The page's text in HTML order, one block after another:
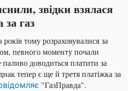
звідки взялася
за газ
років тому розраховувалися за
певного моменту почали
доводиться платити за
тепер є ще й третя платіжка за
"ГазПравда".